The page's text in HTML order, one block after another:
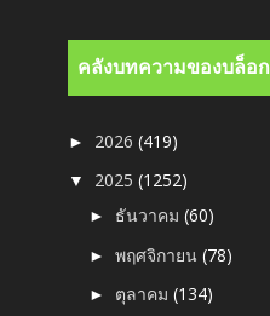
คลังบทความของบล็อก
► 2026(419)
▼ 2025(1252)
► ธันวาคม(60)
►พฤศจิกายน(78)
► ตุลาคม(134)